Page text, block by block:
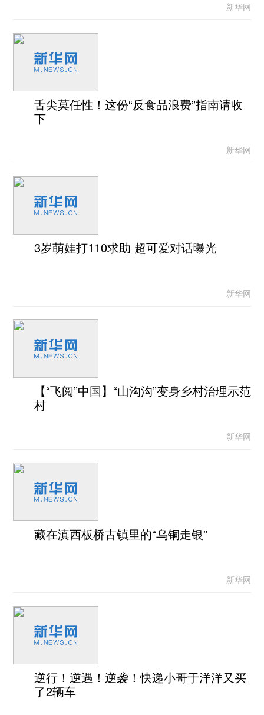
新华网
舌尖莫任性！这份“反食品浪费”指南请收
下
新华网
3岁萌娃打110求助 超可爱对话曝光
新华网
【“飞阅”中国】“山沟沟”变身乡村治理示范
村
新华网
藏在滇西板桥古镇里的“乌铜走银”
新华网
逆行！逆遇！逆袭！快递小哥于洋洋又买
了2辆车